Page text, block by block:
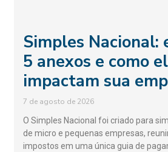
Simples Nacional:
5 anexos e como
impactam sua
7 de agosto de 2026
O Simples Nacional foi criado para
de micro e pequenas empresas,
impostos em uma única guia de